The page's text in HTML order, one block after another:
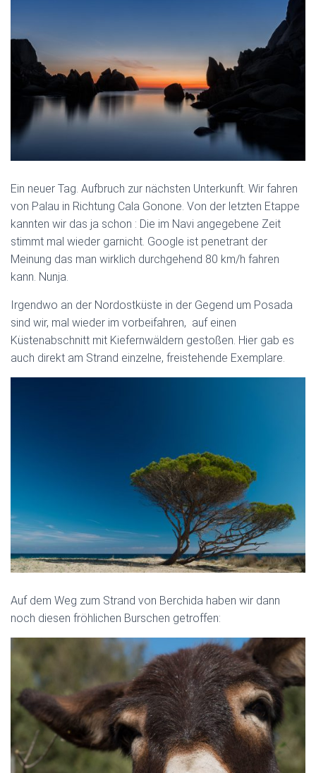
Ein neuer Tag. Aufbruch zur nächsten Unterkunft. Wir fahren
von Palau in Richtung Cala Gonone. Von der letzten Etappe
kannten wir das ja schon : Die im Navi angegebene Zeit
stimmt mal wieder garnicht. Google ist penetrant der
Meinung das man wirklich durchgehend 80 km/h fahren
kann. Nunja.
Irgendwo an der Nordostküste in der Gegend um Posada
sind wir, mal wieder im vorbeifahren, auf einen
Küstenabschnitt mit Kiefernwäldern gestoßen. Hier gab es
auch direkt am Strand einzelne, freistehende Exemplare.
Auf dem Weg zum Strand von Berchida haben wir dann
noch diesen fröhlichen Burschen getroffen: